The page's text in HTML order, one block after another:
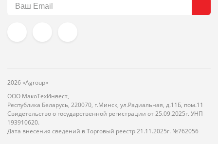
2026 «Agroup»
ООО МакоТехИнвест,
Республика Беларусь, 220070, г.Минск, ул.Радиальная, д.11Б, пом.11
Свидетельство о государственной регистрации от 25.09.2025г. УНП
193910620.
Дата внесения сведений в Торговый реестр 21.11.2025г. №762056